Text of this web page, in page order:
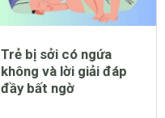
Trẻ bị sởi có ngứa
không và lời giải đáp
đầy bất ngờ